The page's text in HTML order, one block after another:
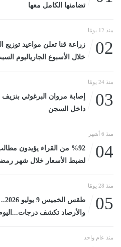
تضامنها الكامل معها
منذ 12 يومًا
02
زراعة قنا تعلن مواعيد
خلال الأسبوع الجارياليوم السبت، 25 يوليو 2026
منذ 24 يومًا
03
إصابة مروان البرغوثي
داخل السجن
منذ 6 أشهر
04
%92 من القراء يؤيدون
لضبط الأسعار خلال شهر
منذ 28 يومًا
05
والأرصاد تكشف درجات...اليوم الخميس، 9
منذ عام واحد